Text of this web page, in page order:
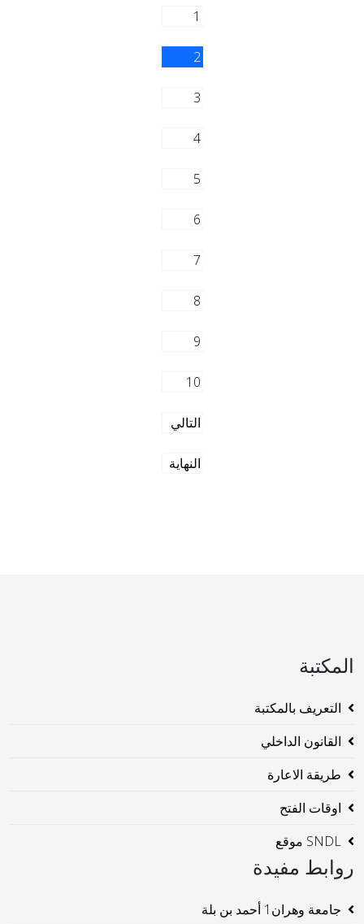
1
2
3
4
5
6
7
8
9
10
التالي
النهاية
المكتبة
التعريف بالمكتبة
القانون الداخلي
طريقة الاعارة
اوقات الفتح
SNDL موقع
روابط مفيدة
جامعة وهران1 أحمد بن بلة